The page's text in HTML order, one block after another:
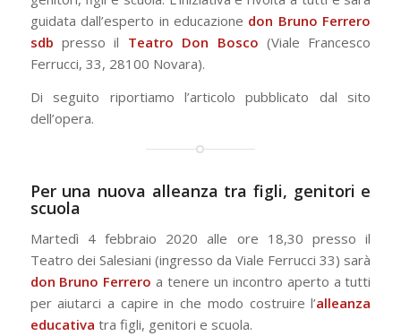
guidata dall’esperto in educazione don Bruno Ferrero
sdb presso il Teatro Don Bosco (Viale Francesco
Ferrucci, 33, 28100 Novara).
Di seguito riportiamo l’articolo pubblicato dal sito
dell’opera.
Per una nuova alleanza tra figli, genitori e
scuola
Martedì 4 febbraio 2020 alle ore 18,30 presso il
Teatro dei Salesiani (ingresso da Viale Ferrucci 33) sarà
don Bruno Ferrero a tenere un incontro aperto a tutti
per aiutarci a capire in che modo costruire l’alleanza
educativa tra figli, genitori e scuola.